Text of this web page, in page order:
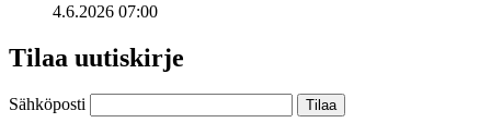
4.6.2026 07:00
Tilaa uutiskirje
Sähköposti